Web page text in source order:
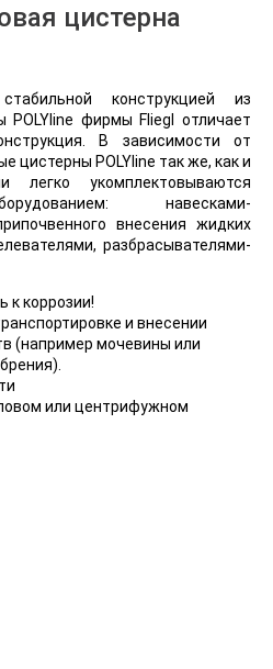
цистерна
конструкцией из
POLYline фирмы Fliegl отличает
В зависимости от
цистерны POLYline так же, как и
укомплектовываются
навесками-
внесения жидких
разбрасывателями-
к коррозии!
и внесении
(например мочевины или
или центрифужном